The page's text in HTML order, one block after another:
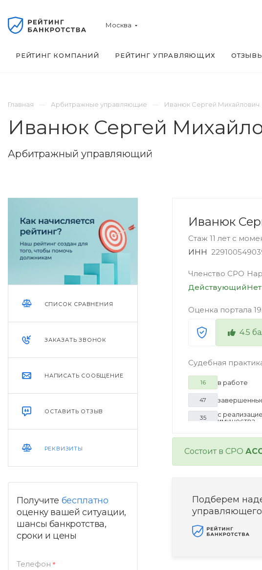
Москва
РЕЙТИНГ КОМПАНИЙ РЕЙТИНГ УПРАВЛЯЮЩИХ
Главная Арбитражные управляющие Иванюк Сергей Михайлович
Иванюк Сергей
Арбитражный управляющий
СПИСОК СРАВНЕНИЯ
ЗАКАЗАТЬ ЗВОНОК
НАПИСАТЬ СООБЩЕНИЕ
ОСТАВИТЬ ОТЗЫВ
РЕКВИЗИТЫ
Получите бесплатно
оценку вашей ситуации,
шансы банкротства,
сроки и цены
Телефон *
Иванюк
Стаж 11 лет с
ИНН
Членство СРО
ДействующийНет
Оценка портала
4.5
Судебная
16 в работе
47
35
с
имущества
Состоит в СРО
Подберем
управляющего